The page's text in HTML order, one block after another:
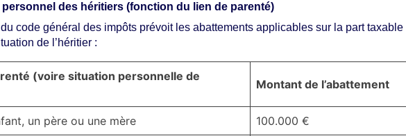
des héritiers (fonction du lien de parenté)
du code général des impôts prévoit les abattements applicables sur la part
de l’héritier :
(voire situation personnelle de
Montant de l’abattement
un père ou une mère 100.000 €